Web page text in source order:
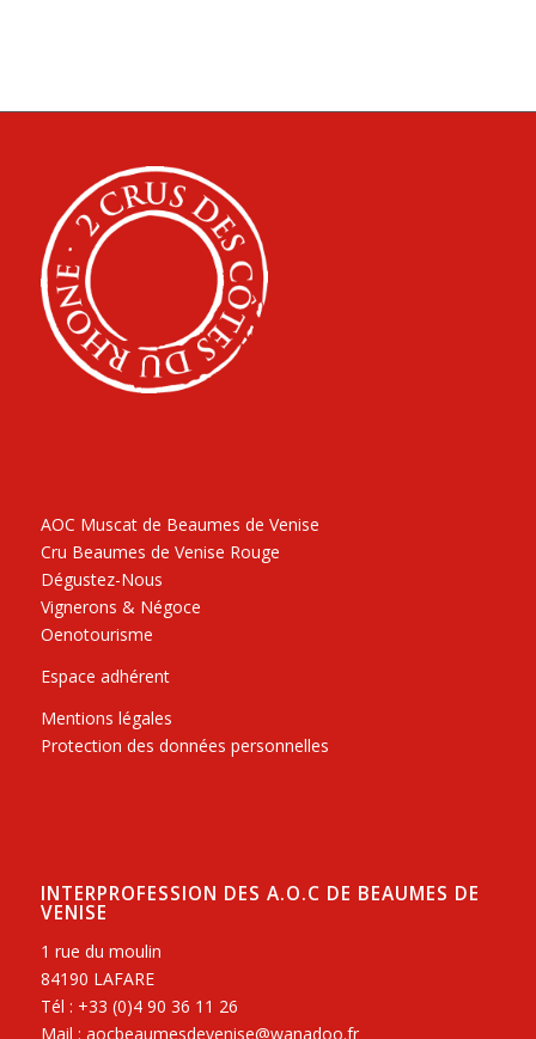
AOC Muscat de Beaumes de Venise
Cru Beaumes de Venise Rouge
Dégustez-Nous
Vignerons & Négoce
Oenotourisme
Espace adhérent
Mentions légales
Protection des données personnelles
INTERPROFESSION DES A.O.C DE BEAUMES DE
VENISE
1 rue du moulin
84190 LAFARE
Tél : +33 (0)4 90 36 11 26
Mail : aocbeaumesdevenise@wanadoo.fr